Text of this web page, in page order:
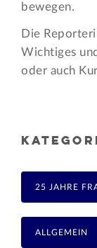
bewegen.
Die
Wichtiges
oder auch
25 JAHRE
ALLGEMEIN